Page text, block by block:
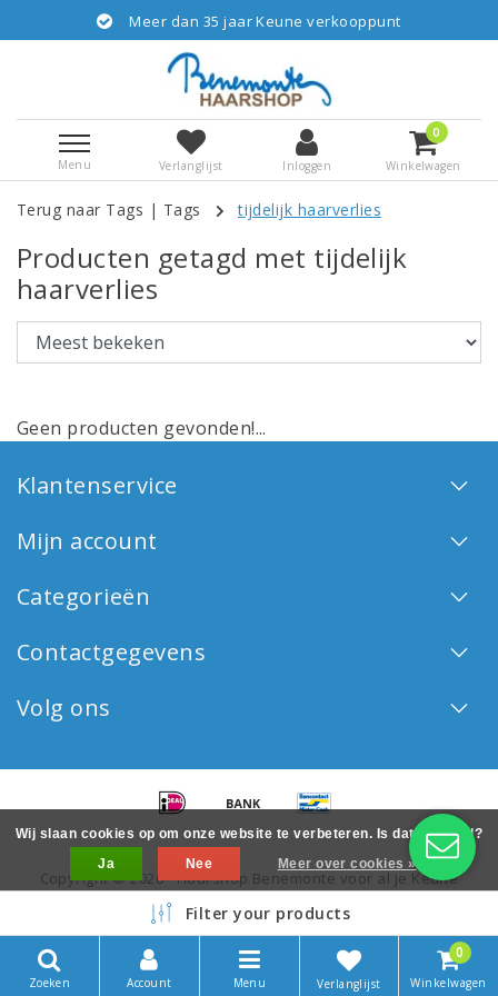
Meer dan 35 jaar Keune verkooppunt
Menu Verlanglijst Inloggen
0
Winkelwagen
Terug naar Tags | Tags tijdelijk haarverlies
Producten getagd met tijdelijk
haarverlies
Geen producten gevonden!...
Klantenservice
Mijn account
Categorieën
Contactgegevens
Volg ons
Copyright © 2026 - Haarshop Benemonte voor al je Keune
haarproducten - All rights reserved - Realization
Filter your products
Zoeken Account Menu Verlanglijst
0
Winkelwagen
Wij slaan cookies op om onze website te verbeteren. Is dat akkoord?
Ja
Nee Meer over cookies »